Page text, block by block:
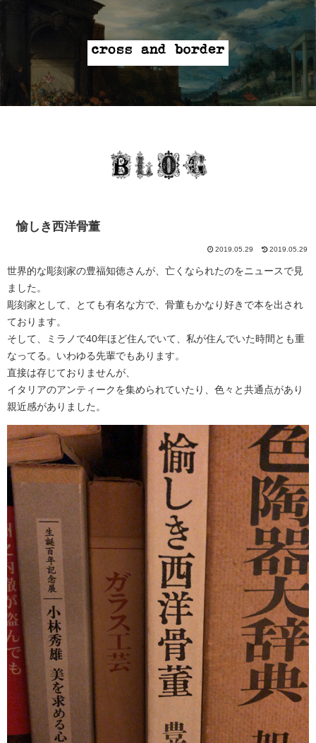
愉しき西洋骨董
2019.05.29 2019.05.29
世界的な彫刻家の豊福知徳さんが、亡くなられたのをニュースで見
ました。
彫刻家として、とても有名な方で、骨董もかなり好きで本を出され
ております。
そして、ミラノで40年ほど住んでいて、私が住んでいた時間とも重
なってる。いわゆる先輩でもあります。
直接は存じておりませんが、
イタリアのアンティークを集められていたり、色々と共通点があり
親近感がありました。